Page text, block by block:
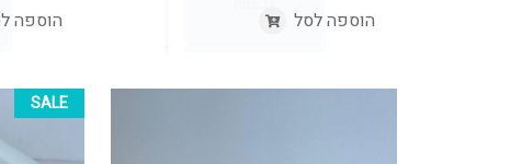
הוספה לסל הוספה
SALE